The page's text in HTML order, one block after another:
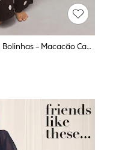
Marrom Chocolate Com Bolinhas - Macacão Cami